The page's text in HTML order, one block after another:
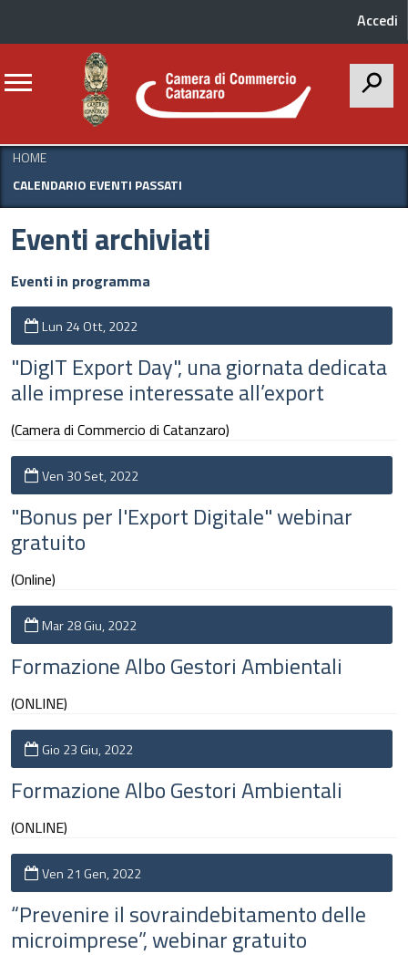
Accedi
HOME
CALENDARIO EVENTI PASSATI
Eventi archiviati
Eventi in programma
Lun 24 Ott, 2022
"DigIT Export Day", una giornata dedicata
alle imprese interessate all’export
(Camera di Commercio di Catanzaro)
Ven 30 Set, 2022
"Bonus per l'Export Digitale" webinar
gratuito
(Online)
Mar 28 Giu, 2022
Formazione Albo Gestori Ambientali
(ONLINE)
Gio 23 Giu, 2022
Formazione Albo Gestori Ambientali
(ONLINE)
Ven 21 Gen, 2022
“Prevenire il sovraindebitamento delle
microimprese”, webinar gratuito